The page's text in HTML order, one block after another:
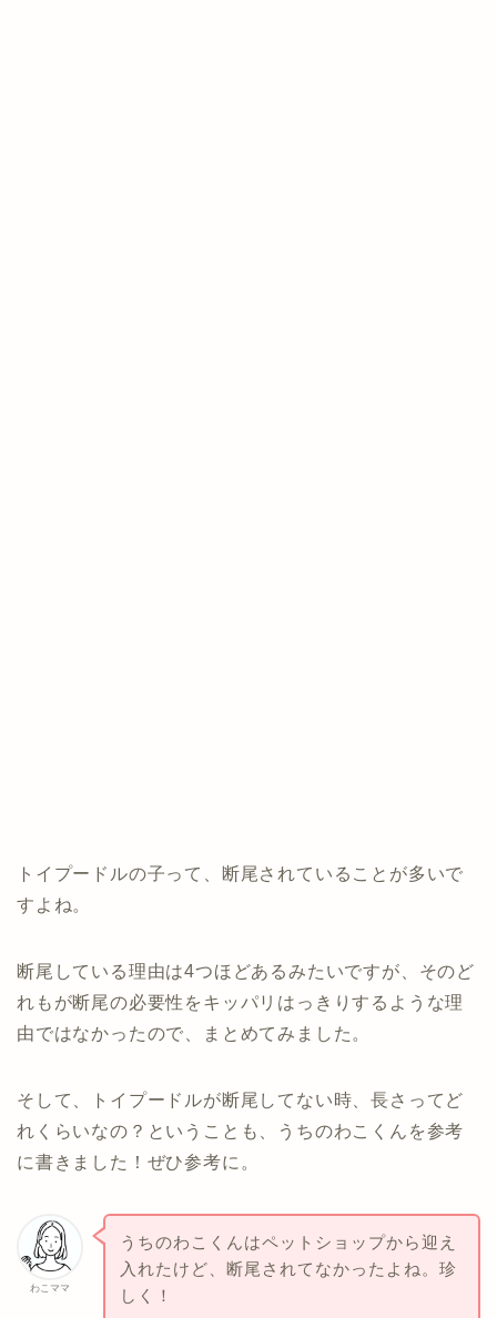
トイプードルの子って、断尾されていることが多いで
すよね。
断尾している理由は4つほどあるみたいですが、そのど
れもが断尾の必要性をキッパリはっきりするような理
由ではなかったので、まとめてみました。
そして、トイプードルが断尾してない時、長さってど
れくらいなの？ということも、うちのわこくんを参考
に書きました！ぜひ参考に。
わこママ
うちのわこくんはペットショップから迎え
入れたけど、断尾されてなかったよね。珍
しく！